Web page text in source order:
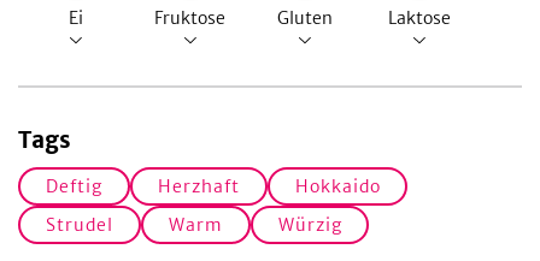
Ei Fruktose Gluten Laktose
Tags
Deftig Herzhaft
Hokkaido
Strudel
Warm Würzig